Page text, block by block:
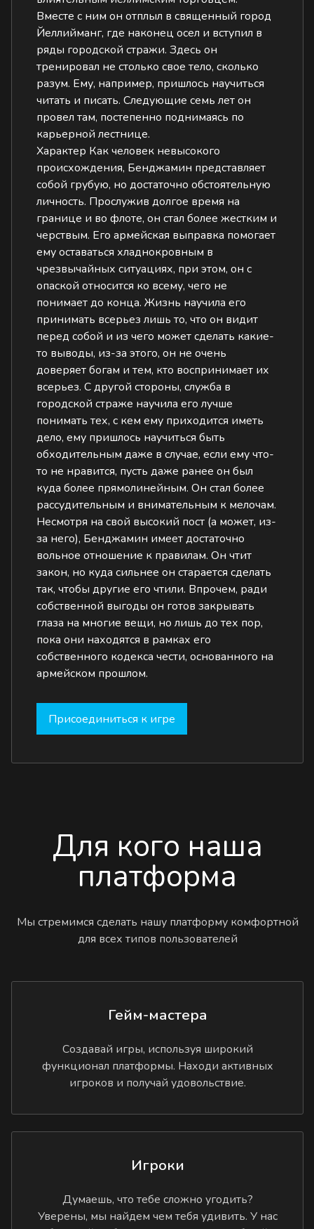
Вместе с ним он отплыл в священный город
Йеллийманг, где наконец осел и вступил в
ряды городской стражи. Здесь он
тренировал не столько свое тело, сколько
разум. Ему, например, пришлось научиться
читать и писать. Следующие семь лет он
провел там, постепенно поднимаясь по
карьерной лестнице.
Характер Как человек невысокого
происхождения, Бенджамин представляет
собой грубую, но достаточно обстоятельную
личность. Прослужив долгое время на
границе и во флоте, он стал более жестким и
черствым. Его армейская выправка помогает
ему оставаться хладнокровным в
чрезвычайных ситуациях, при этом, он с
опаской относится ко всему, чего не
понимает до конца. Жизнь научила его
принимать всерьез лишь то, что он видит
перед собой и из чего может сделать какие-
то выводы, из-за этого, он не очень
доверяет богам и тем, кто воспринимает их
всерьез. С другой стороны, служба в
городской страже научила его лучше
понимать тех, с кем ему приходится иметь
дело, ему пришлось научиться быть
обходительным даже в случае, если ему что-
то не нравится, пусть даже ранее он был
куда более прямолинейным. Он стал более
рассудительным и внимательным к мелочам.
Несмотря на свой высокий пост (а может, из-
за него), Бенджамин имеет достаточно
вольное отношение к правилам. Он чтит
закон, но куда сильнее он старается сделать
так, чтобы другие его чтили. Впрочем, ради
собственной выгоды он готов закрывать
глаза на многие вещи, но лишь до тех пор,
пока они находятся в рамках его
собственного кодекса чести, основанного на
армейском прошлом.
Присоединиться к игре
Для кого наша
платформа
Мы стремимся сделать нашу платформу комфортной
для всех типов пользователей
Гейм-мастера
Создавай игры, используя широкий
функционал платформы. Находи активных
игроков и получай удовольствие.
Игроки
Думаешь, что тебе сложно угодить?
Уверены, мы найдем чем тебя удивить. У нас